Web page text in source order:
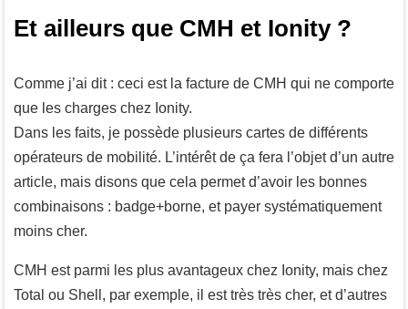
Et ailleurs que CMH et Ionity ?
Comme j’ai dit : ceci est la facture de CMH qui ne comporte
que les charges chez Ionity.
Dans les faits, je possède plusieurs cartes de différents
opérateurs de mobilité. L’intérêt de ça fera l’objet d’un autre
article, mais disons que cela permet d’avoir les bonnes
combinaisons : badge+borne, et payer systématiquement
moins cher.
CMH est parmi les plus avantageux chez Ionity, mais chez
Total ou Shell, par exemple, il est très très cher, et d’autres